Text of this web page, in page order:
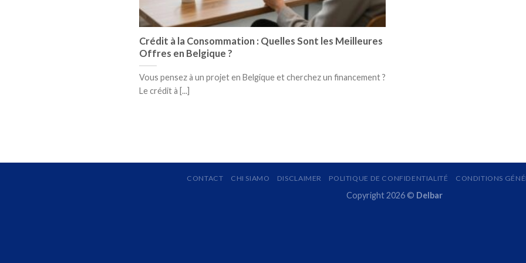
Crédit à la Consommation : Quelles Sont les Meilleures
Offres en Belgique ?
Vous pensez à un projet en Belgique et cherchez un financement ?
Le crédit à [...]
CONTACT CHI SIAMO DISCLAIMER POLITIQUE DE CONFIDENTIALITÉ CONDITIONS
Copyright 2026 © Delbar